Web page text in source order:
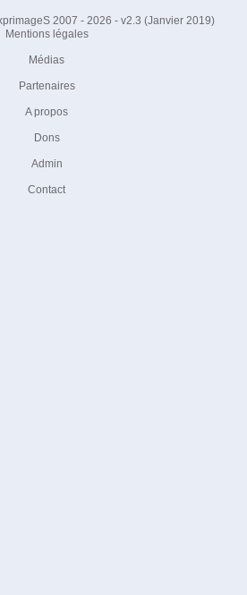
2007 - 2026 - v2.3 (Janvier 2019)
Mentions légales
Médias
Partenaires
A propos
Dons
Admin
Contact